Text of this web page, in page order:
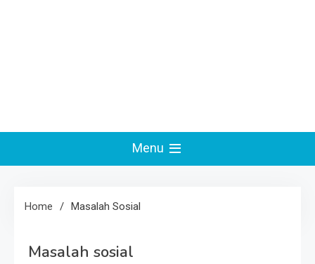
Menu
Home Masalah Sosial
Masalah sosial